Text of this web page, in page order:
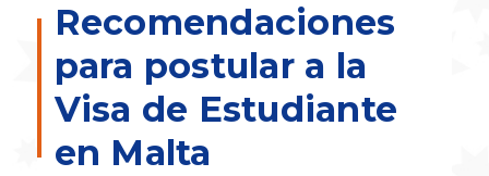
Recomendaciones
para postular a la
Visa de Estudiante
en Malta